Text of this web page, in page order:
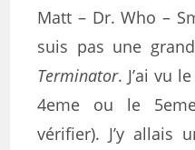
Matt – Dr. Who –
suis pas une
Terminator. J’ai vu
4eme ou le
vérifier). J’y allais